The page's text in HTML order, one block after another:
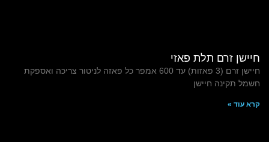
חיישן זרם תלת פאזי
חיישן זרם (3 פאזות) עד 600 אמפר כל פאזה לניטור צריכה ואספקת
חשמל תקינה חיישן
קרא עוד »